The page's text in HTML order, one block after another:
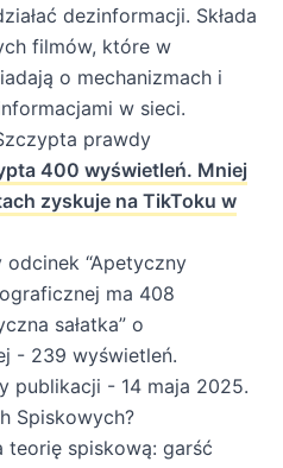
dezinformacji. Składa
filmów, które w
o mechanizmach i
w sieci.
prawdy
400 wyświetleń. Mniej
zyskuje na TikToku w
“Apetyczny
ma 408
sałatka” o
- 239 wyświetleń.
publikacji - 14 maja 2025.
Spiskowych?
teorię spiskową: garść